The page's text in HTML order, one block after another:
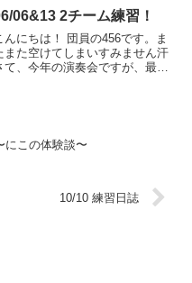
、、緊急事態宣言が解除された
ようですが、解除前後でやるべき
とは変わらずに、しっかり感染
策を行いながらこれからも...
06&13 2チーム練習！
んにちは！ 団員の456です。ま
また空けてしまいすみません汗
て、今年の演奏会ですが、最近
を行ってます。2チームに分...
この体験談〜
10/10 練習日誌